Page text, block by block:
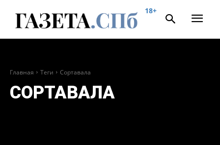
18+
Главная Теги Сортавала
СОРТАВАЛА